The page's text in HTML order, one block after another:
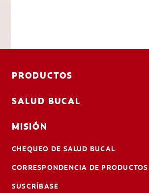
PRODUCTOS
SALUD BUCAL
MISIÓN
CHEQUEO DE SALUD BUCAL
CORRESPONDENCIA DE PRODUCTOS
SUSCRÍBASE